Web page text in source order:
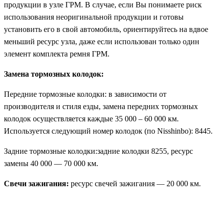
продукции в узле ГРМ. В случае, если Вы понимаете риск
использования неоригинальной продукции и готовы
установить его в свой автомобиль, ориентируйтесь на вдвое
меньший ресурс узла, даже если использован только один
элемент комплекта ремня ГРМ.
Замена тормозных колодок:
Передние тормозные колодки: в зависимости от
производителя и стиля езды, замена передних тормозных
колодок осуществляется каждые 35 000 – 60 000 км.
Используется следующий номер колодок (по Nisshinbo): 8445.
Задние тормозные колодки:задние колодки 8255, ресурс
замены 40 000 — 70 000 км.
Свечи зажигания: ресурс свечей зажигания — 20 000 км.